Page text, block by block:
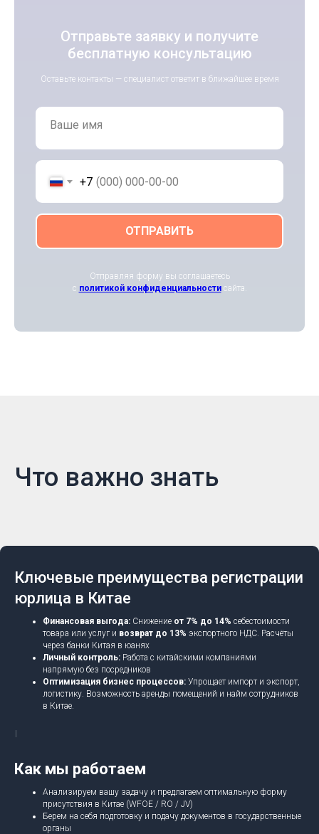
Отправьте заявку и получите
бесплатную консультацию
Оставьте контакты — специалист ответит в ближайшее время
Ваше имя
+7
ОТПРАВИТЬ
Отправляя форму вы соглашаетесь
с политикой конфиденциальности сайта.
Что важно знать
Ключевые преимущества регистрации
юрлица в Китае
Финансовая выгода: Снижение от 7% до 14% себестоимости
товара или услуг и возврат до 13% экспортного НДС. Расчёты
через банки Китая в юанях
Личный контроль: Работа с китайскими компаниями
напрямую без посредников
Оптимизация бизнес процессов: Упрощает импорт и экспорт,
логистику. Возможность аренды помещений и найм сотрудников
в Китае.
Как мы работаем
Анализируем вашу задачу и предлагаем оптимальную форму
присутствия в Китае (WFOE / RO / JV)
Берем на себя подготовку и подачу документов в государственные
органы